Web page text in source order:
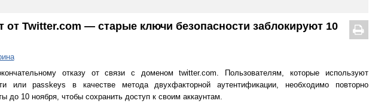
от Twitter.com — старые ключи безопасности заблокируют 10
отказу от связи с доменом twitter.com. Пользователям, которые используют
или passkeys в качестве метода двухфакторной аутентификации, необходимо повторно
до 10 ноября, чтобы сохранить доступ к своим аккаунтам.